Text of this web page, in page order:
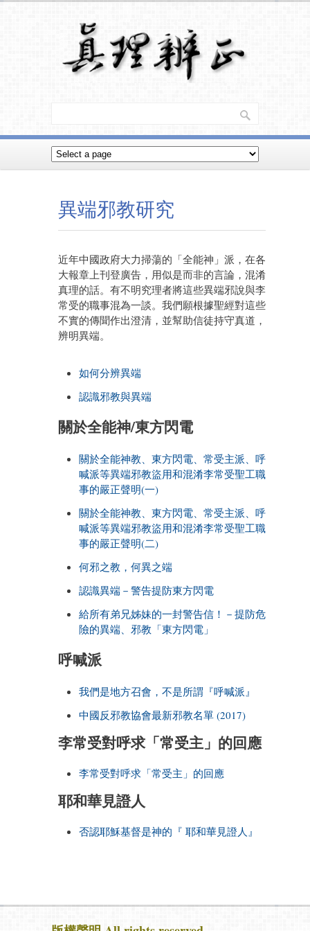
異端邪教研究
近年中國政府大力掃蕩的「全能神」派，在各
大報章上刊登廣告，用似是而非的言論，混淆
真理的話。有不明究理者將這些異端邪說與李
常受的職事混為一談。我們願根據聖經對這些
不實的傳聞作出澄清，並幫助信徒持守真道，
辨明異端。
如何分辨異端
認識邪教與異端
關於全能神/東方閃電
關於全能神教、東方閃電、常受主派、呼
喊派等異端邪教盜用和混淆李常受聖工職
事的嚴正聲明(一)
關於全能神教、東方閃電、常受主派、呼
喊派等異端邪教盜用和混淆李常受聖工職
事的嚴正聲明(二)
何邪之教，何異之端
認識異端－警告提防東方閃電
給所有弟兄姊妹的一封警告信！－提防危
險的異端、邪教「東方閃電」
呼喊派
我們是地方召會，不是所謂『呼喊派』
中國反邪教協會最新邪教名單 (2017)
李常受對呼求「常受主」的回應
李常受對呼求「常受主」的回應
耶和華見證人
否認耶穌基督是神的『 耶和華見證人』